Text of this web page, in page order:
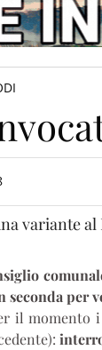
variante
seconda per
il momento